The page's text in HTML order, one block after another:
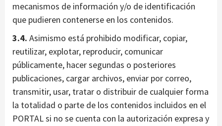
mecanismos de información y/o de identificación
que pudieren contenerse en los contenidos.
3.4. Asimismo está prohibido modificar, copiar,
reutilizar, explotar, reproducir, comunicar
públicamente, hacer segundas o posteriores
publicaciones, cargar archivos, enviar por correo,
transmitir, usar, tratar o distribuir de cualquier forma
la totalidad o parte de los contenidos incluidos en el
PORTAL si no se cuenta con la autorización expresa y